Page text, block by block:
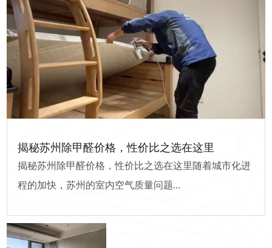
揭秘苏州除甲醛价格，性价比之选在这里
揭秘苏州除甲醛价格，性价比之选在这里随着城市化进
程的加快，苏州的室内空气质量问题...